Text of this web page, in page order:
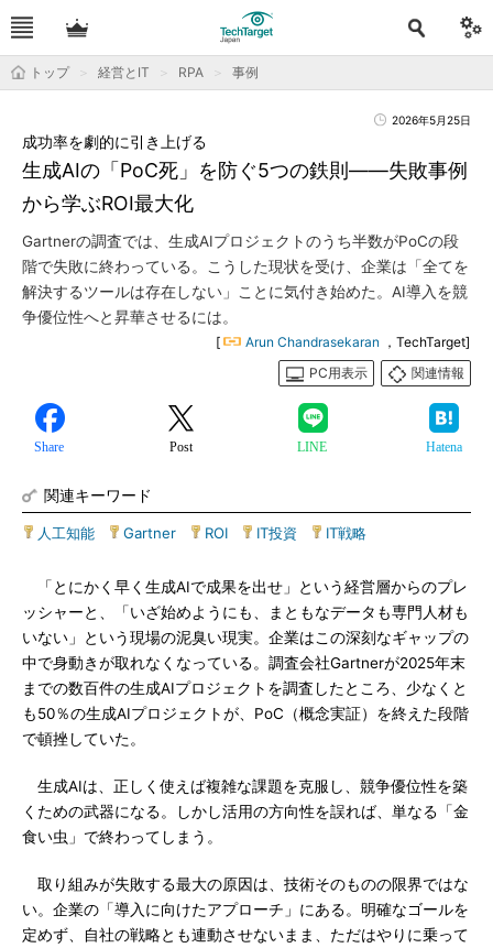
トップ 経営とIT RPA 事例
2026年5月25日
生成AIの「PoC死」を防ぐ5つの鉄則――失敗事例
から学ぶROI最大化
成功率を劇的に引き上げる
Gartnerの調査では、生成AIプロジェクトのうち半数がPoCの段
階で失敗に終わっている。こうした現状を受け、企業は「全てを
解決するツールは存在しない」ことに気付き始めた。AI導入を競
争優位性へと昇華させるには。
[ Arun Chandrasekaran ，TechTarget]
PC用表示
関連情報
Share Post LINE Hatena
関連キーワード
人工知能 Gartner ROI IT投資 IT戦略
「とにかく早く生成AIで成果を出せ」という経営層からのプレ
ッシャーと、「いざ始めようにも、まともなデータも専門人材も
いない」という現場の泥臭い現実。企業はこの深刻なギャップの
中で身動きが取れなくなっている。調査会社Gartnerが2025年末
までの数百件の生成AIプロジェクトを調査したところ、少なくと
も50％の生成AIプロジェクトが、PoC（概念実証）を終えた段階
で頓挫していた。
生成AIは、正しく使えば複雑な課題を克服し、競争優位性を築
くための武器になる。しかし活用の方向性を誤れば、単なる「金
食い虫」で終わってしまう。
取り組みが失敗する最大の原因は、技術そのものの限界ではな
い。企業の「導入に向けたアプローチ」にある。明確なゴールを
定めず、自社の戦略とも連動させないまま、ただはやりに乗って